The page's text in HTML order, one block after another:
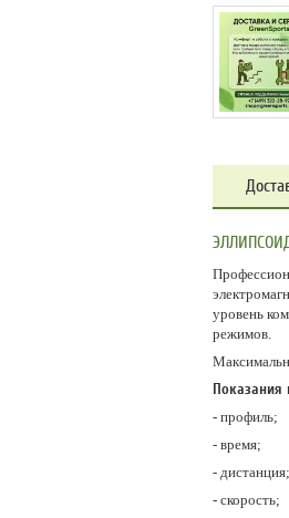
уровень
режимов.
Показания
- профиль;
- время;
- дистанция;
- скорость;